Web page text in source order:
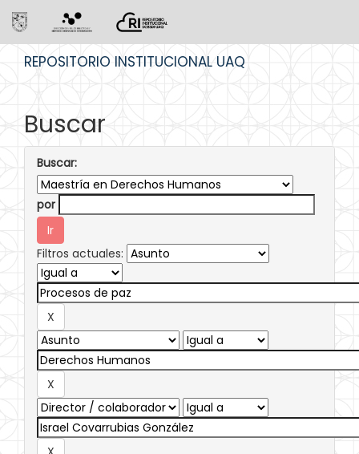
REPOSITORIO INSTITUCIONAL UAQ
Buscar
Buscar:
por
Filtros actuales: